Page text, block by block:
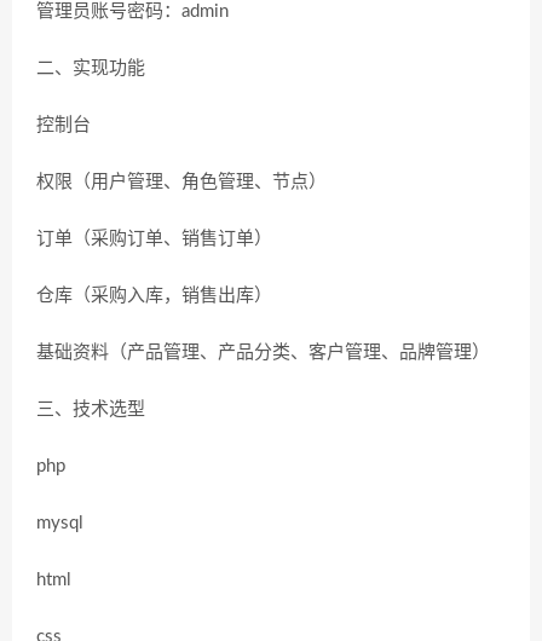
管理员账号密码：admin
二、实现功能
控制台
权限（用户管理、角色管理、节点）
订单（采购订单、销售订单）
仓库（采购入库，销售出库）
基础资料（产品管理、产品分类、客户管理、品牌管理）
三、技术选型
php
mysql
html
css